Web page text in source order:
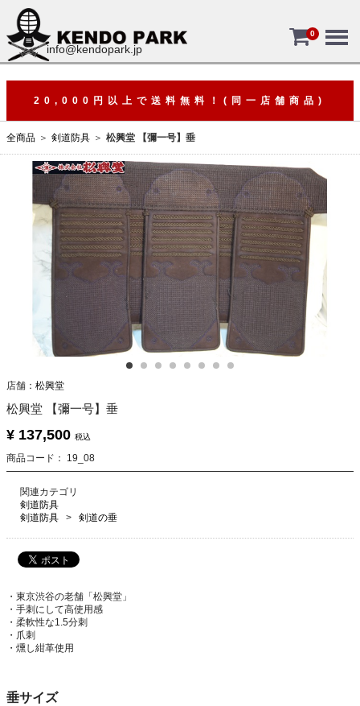
info@kendopark.jp
0
20,000円以上で送料無料！(同一店舗商品)
全商品 剣道防具 松興堂 【彌一号】垂
店舗： 松興堂
松興堂 【彌一号】垂
¥ 137,500 税込
商品コード： 19_08
関連カテゴリ
剣道防具
剣道防具
剣道の垂
・東京渋谷の老舗「松興堂」
・手刺にして高使用感
・柔軟性な1.5分刺
・爪刺
・燻し紺革使用
垂サイズ